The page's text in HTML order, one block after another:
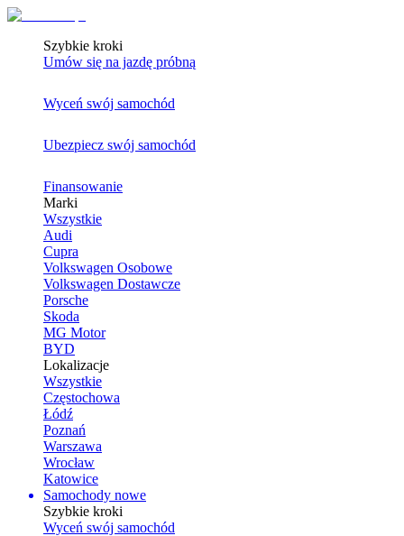
Szybkie kroki
Umów się na jazdę próbną
Wyceń swój samochód
Ubezpiecz swój samochód
Finansowanie
Marki
Wszystkie
Audi
Cupra
Volkswagen Osobowe
Volkswagen Dostawcze
Porsche
Skoda
MG Motor
BYD
Lokalizacje
Wszystkie
Częstochowa
Łódź
Poznań
Warszawa
Wrocław
Katowice
Samochody nowe
Szybkie kroki
Wyceń swój samochód